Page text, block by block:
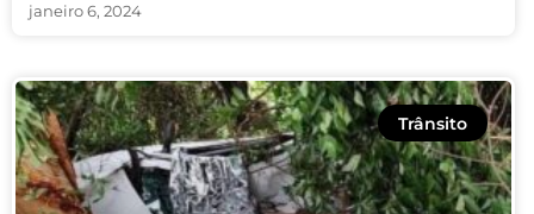
janeiro 6, 2024
Trânsito